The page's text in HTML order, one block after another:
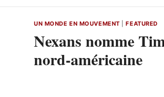
UN MONDE EN MOUVEMENT |FEATURED
Nexans nomme
nord-américaine